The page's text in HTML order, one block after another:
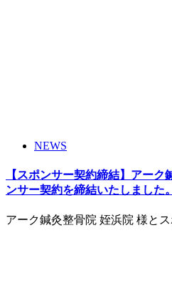
NEWS
【スポンサー契約締結】アー
ンサー契約を締結いたしました。
アーク鍼灸整骨院 姪浜院 様と